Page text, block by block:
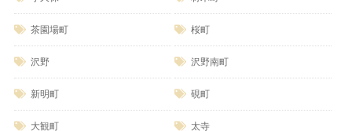
茶園場町 桜町
沢野 沢野南町
新明町 硯町
大観町 太寺